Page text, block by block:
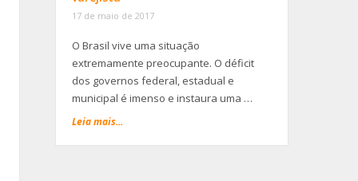
17 de maio de 2017
O Brasil vive uma situação
extremamente preocupante. O déficit
dos governos federal, estadual e
municipal é imenso e instaura uma …
Leia mais...